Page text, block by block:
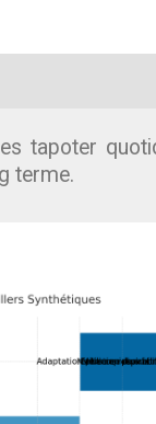
tapoter
terme.